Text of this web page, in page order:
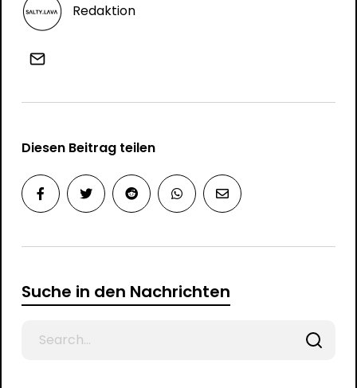
Redaktion
Diesen Beitrag teilen
Suche in den Nachrichten